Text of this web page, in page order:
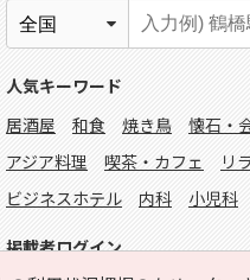
人気キーワード
居酒屋
和食 焼き鳥 懐石・
アジア料理
喫茶・カフェ リ
ビジネスホテル
内科 小児科
掲載者ログイン